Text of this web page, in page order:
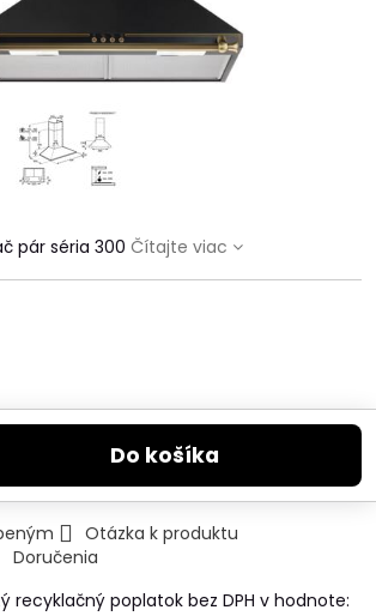
pár séria 300 Čítajte viac
Do košíka
Otázka k produktu
Doručenia
recyklačný poplatok bez DPH v hodnote: